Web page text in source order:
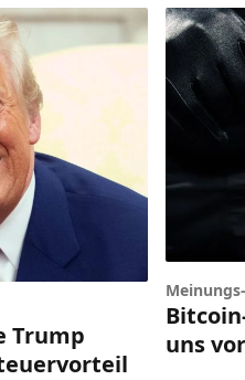
Trump
uns